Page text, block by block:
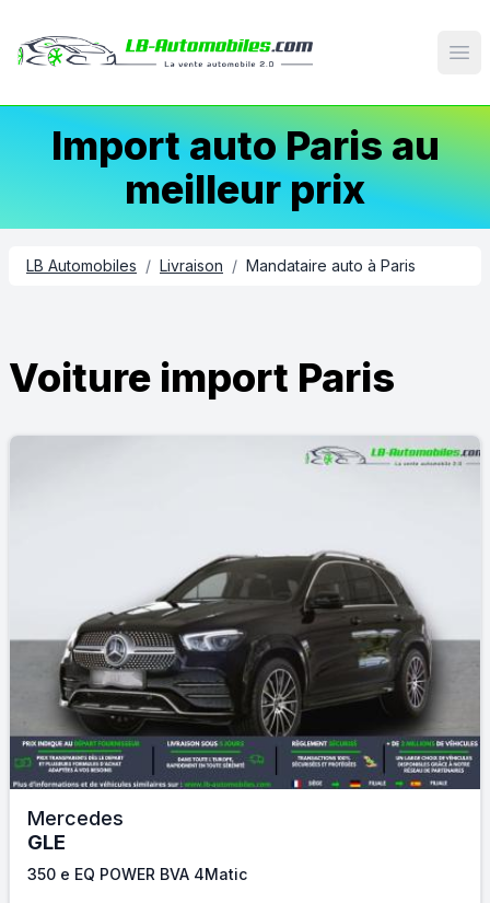
Import auto Paris au
meilleur prix
LB Automobiles / Livraison / Mandataire auto à Paris
Voiture import Paris
Mercedes
GLE
350 e EQ POWER BVA 4Matic